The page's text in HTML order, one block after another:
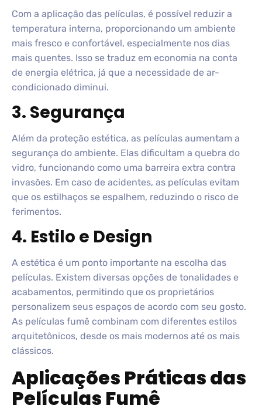
Com a aplicação das películas, é possível reduzir a
temperatura interna, proporcionando um ambiente
mais fresco e confortável, especialmente nos dias
mais quentes. Isso se traduz em economia na conta
de energia elétrica, já que a necessidade de ar-
condicionado diminui.
3. Segurança
Além da proteção estética, as películas aumentam a
segurança do ambiente. Elas dificultam a quebra do
vidro, funcionando como uma barreira extra contra
invasões. Em caso de acidentes, as películas evitam
que os estilhaços se espalhem, reduzindo o risco de
ferimentos.
4. Estilo e Design
A estética é um ponto importante na escolha das
películas. Existem diversas opções de tonalidades e
acabamentos, permitindo que os proprietários
personalizem seus espaços de acordo com seu gosto.
As películas fumê combinam com diferentes estilos
arquitetônicos, desde os mais modernos até os mais
clássicos.
Aplicações Práticas das
Películas Fumê